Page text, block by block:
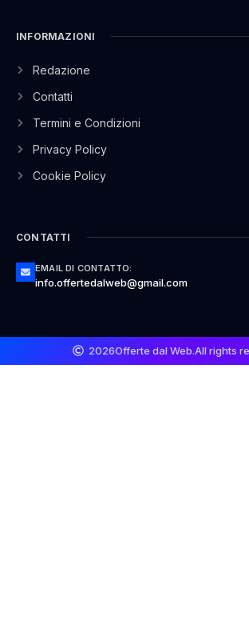
INFORMAZIONI
Redazione
Contatti
Termini e Condizioni
Privacy Policy
Cookie Policy
CONTATTI
EMAIL DI CONTATTO:
info.offertedalweb@gmail.com
2026Offerte dal Web.All rights